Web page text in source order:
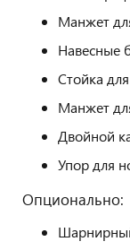
Манжет
Навесные
Стойка
Манжет
Двойной
Упор для
Опционально: